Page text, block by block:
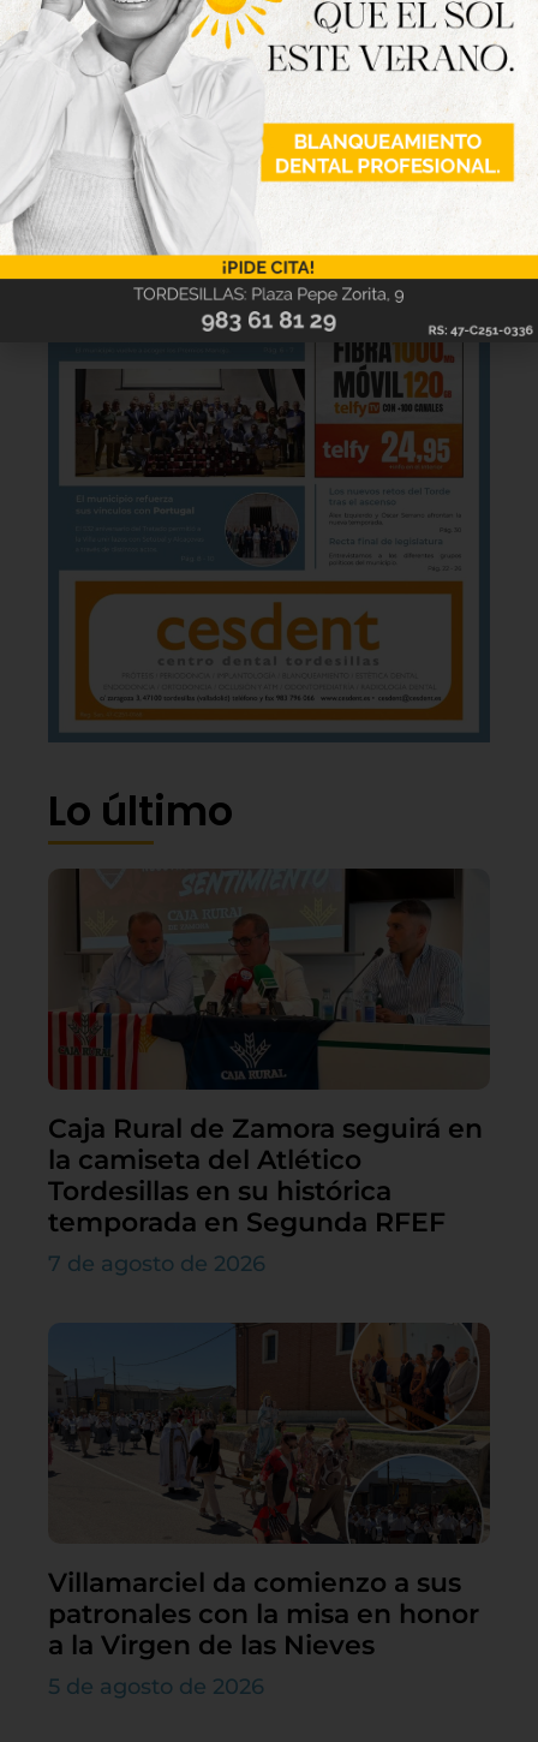
Hazte ya con la trigésimo séptima edición de
la revista Tordesillas al día. Haz clic sobre la
imagen para verla online.
Lo último
Caja Rural de Zamora seguirá en
la camiseta del Atlético
Tordesillas en su histórica
temporada en Segunda RFEF
7 de agosto de 2026
Villamarciel da comienzo a sus
patronales con la misa en honor
a la Virgen de las Nieves
5 de agosto de 2026